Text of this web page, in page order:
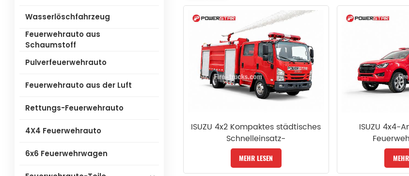
Wasserlöschfahrzeug
Feuerwehrauto aus
Schaumstoff
Pulverfeuerwehrauto
Feuerwehrauto aus der Luft
Rettungs-Feuerwehrauto
4X4 Feuerwehrauto
6x6 Feuerwehrwagen
ISUZU 4x2 Kompaktes städtisches
Schnelleinsatz-
Feuerwehrfahrzeug
MEHR LESEN
ISUZU 4x4-